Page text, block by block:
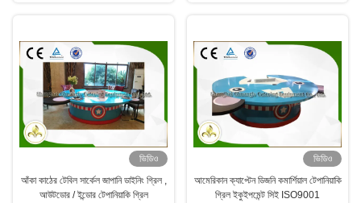
ভিডিও
আঁকা কাঠের টেবিল সার্কেল জাপানি ডাইনিং গ্রিল ,
আউটডোর / ইন্ডোর টেপানিয়াকি গ্রিল
ভিডিও
আমেরিকান ক্যাপ্টেন ডিজনি কমার্শিয়াল টেপানিয়াকি
গ্রিল ইকুইপমেন্ট সিই ISO9001